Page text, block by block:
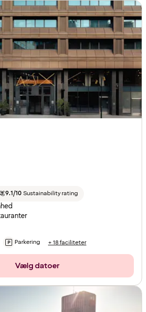
9.1/10 Sustainability rating
Parkering + 18 faciliteter
Vælg datoer